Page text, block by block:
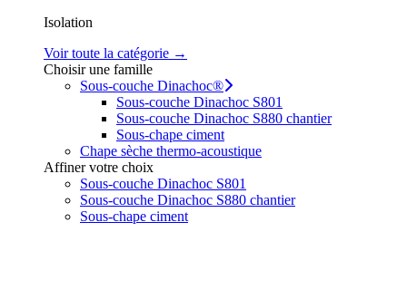
Isolation
Voir toute la catégorie →
Choisir une famille
Sous-couche Dinachoc®
Sous-couche Dinachoc S801
Sous-couche Dinachoc S880 chantier
Sous-chape ciment
Chape sèche thermo-acoustique
Affiner votre choix
Sous-couche Dinachoc S801
Sous-couche Dinachoc S880 chantier
Sous-chape ciment